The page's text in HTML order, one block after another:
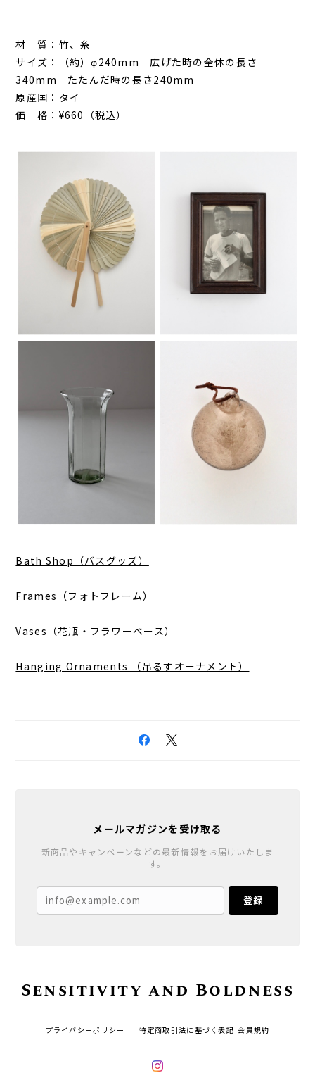
材 質：竹、糸
サイズ：（約）φ240mm 広げた時の全体の長さ
340mm たたんだ時の長さ240mm
原産国：タイ
価 格：¥660（税込）
Bath Shop（バスグッズ）
Frames（フォトフレーム）
Vases（花瓶・フラワーベース）
Hanging Ornaments （吊るすオーナメント）
メールマガジンを受け取る
新商品やキャンペーンなどの最新情報をお届けいたしま
す。
登録
Sensitivity and Boldness
プライバシーポリシー 特定商取引法に基づく表記 会員規約